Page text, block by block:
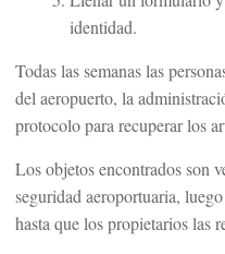
identidad.
Todas las semanas las
del aeropuerto, la
protocolo para recuperar los
Los objetos encontrados son
seguridad aeroportuaria,
hasta que los propietarios las